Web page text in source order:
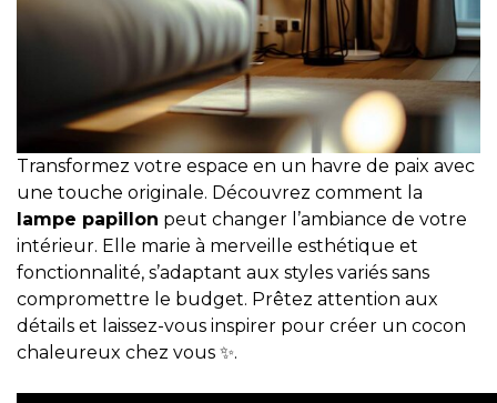
Transformez votre espace en un havre de paix avec
une touche originale. Découvrez comment la
lampe papillon peut changer l’ambiance de votre
intérieur. Elle marie à merveille esthétique et
fonctionnalité, s’adaptant aux styles variés sans
compromettre le budget. Prêtez attention aux
détails et laissez-vous inspirer pour créer un cocon
chaleureux chez vous ✨.